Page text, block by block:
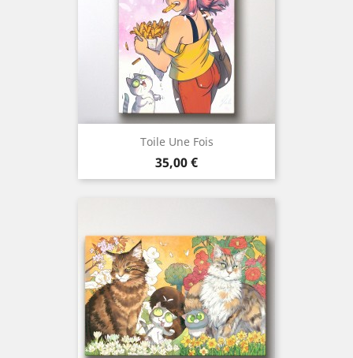
Toile Une Fois
Prix
35,00 €